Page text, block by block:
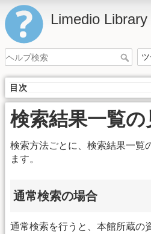
Limedio
目次
検索結果一覧の
検索方法ごとに、検索結果一覧
ます。
通常検索の場合
通常検索を行うと、本館所蔵の